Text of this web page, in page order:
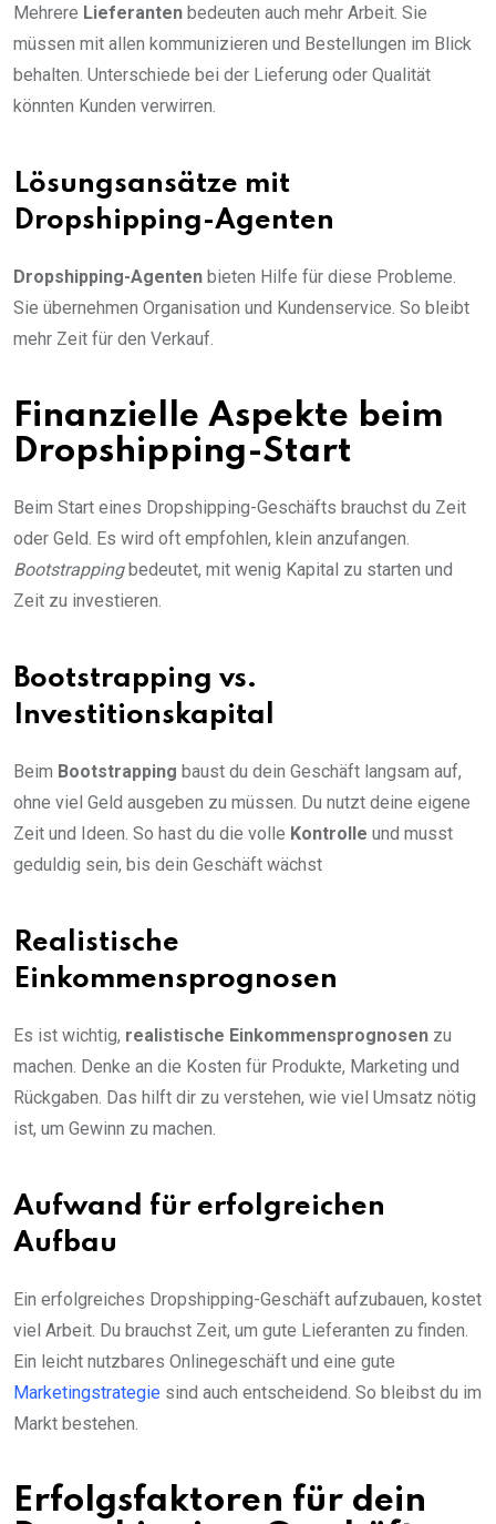
Mehrere Lieferanten bedeuten auch mehr Arbeit. Sie
müssen mit allen kommunizieren und Bestellungen im Blick
behalten. Unterschiede bei der Lieferung oder Qualität
könnten Kunden verwirren.
Lösungsansätze mit
Dropshipping-Agenten
Dropshipping-Agenten bieten Hilfe für diese Probleme.
Sie übernehmen Organisation und Kundenservice. So bleibt
mehr Zeit für den Verkauf.
Finanzielle Aspekte beim
Dropshipping-Start
Beim Start eines Dropshipping-Geschäfts brauchst du Zeit
oder Geld. Es wird oft empfohlen, klein anzufangen.
Bootstrappingbedeutet, mit wenig Kapital zu starten und
Zeit zu investieren.
Bootstrapping vs.
Investitionskapital
Beim Bootstrapping baust du dein Geschäft langsam auf,
ohne viel Geld ausgeben zu müssen. Du nutzt deine eigene
Zeit und Ideen. So hast du die volle Kontrolle und musst
geduldig sein, bis dein Geschäft wächst
Realistische
Einkommensprognosen
Es ist wichtig, realistische Einkommensprognosen zu
machen. Denke an die Kosten für Produkte, Marketing und
Rückgaben. Das hilft dir zu verstehen, wie viel Umsatz nötig
ist, um Gewinn zu machen.
Aufwand für erfolgreichen
Aufbau
Ein erfolgreiches Dropshipping-Geschäft aufzubauen, kostet
viel Arbeit. Du brauchst Zeit, um gute Lieferanten zu finden.
Ein leicht nutzbares Onlinegeschäft und eine gute
Marketingstrategie sind auch entscheidend. So bleibst du im
Markt bestehen.
Erfolgsfaktoren für dein